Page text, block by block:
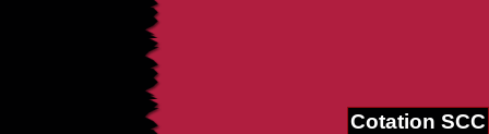
Cotation SCC